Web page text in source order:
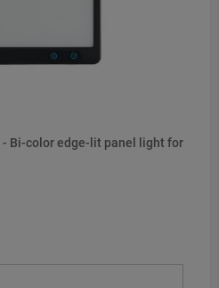
- Bi-color edge-lit panel light for